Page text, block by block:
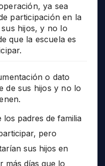
ya sea
participación en la
hijos, y no lo
que la escuela es
o dato
de sus hijos y no lo
los padres de familia
pero
sus hijos en
más días que lo